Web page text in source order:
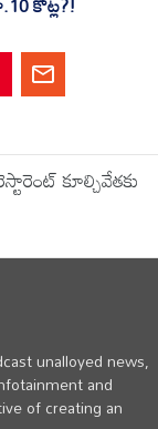
కూల్చివేతకు
unalloyed news,
and
of creating an